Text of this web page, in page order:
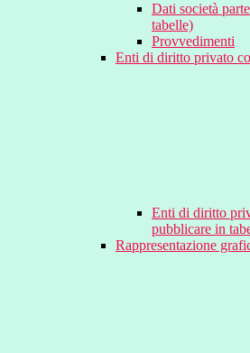
Dati società
tabelle)
Provvedimenti
Enti di diritto privato
Enti di diritto
pubblicare in
Rappresentazione